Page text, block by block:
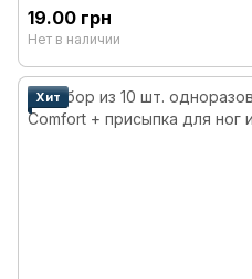
19.00 грн
Нет в наличии
Хит